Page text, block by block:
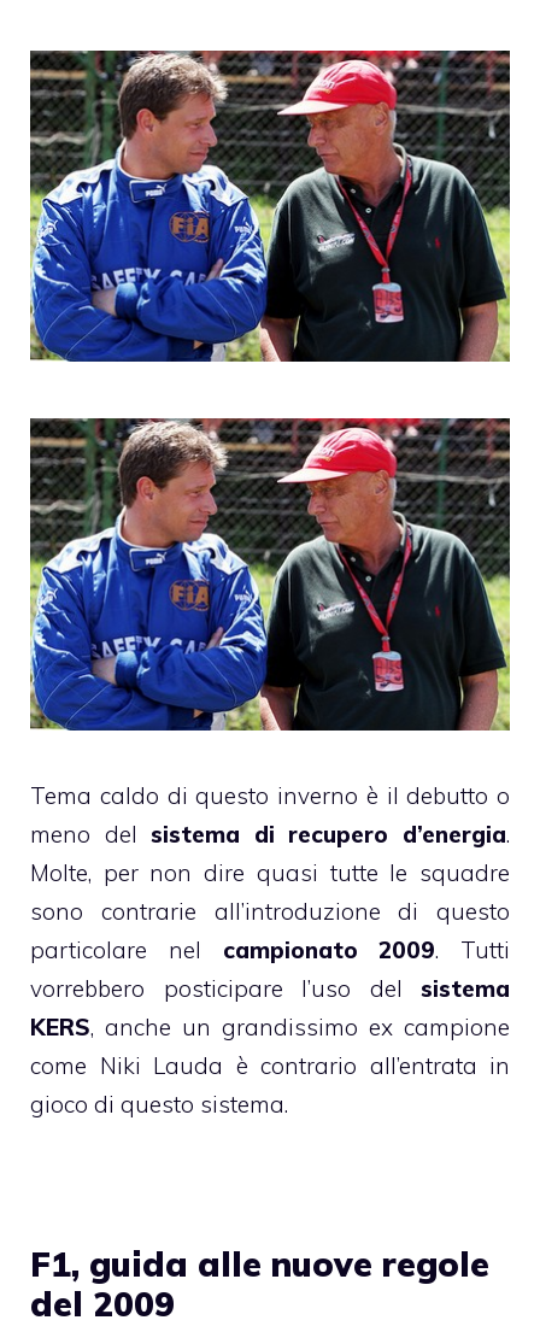
Tema caldo di questo inverno è il debutto o
meno delsistema di recupero d’energia.
Molte, per non dire quasi tutte le squadre
sono contrarie all’introduzione di questo
particolare nel campionato 2009. Tutti
vorrebbero posticipare l’uso del sistema
KERS, anche un grandissimo ex campione
come Niki Lauda è contrario all’entrata in
gioco di questo sistema.
F1, guida alle nuove regole
del 2009